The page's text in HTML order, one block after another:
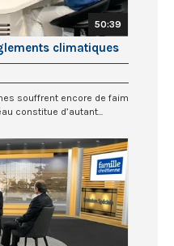
50:39
climatiques
souffrent encore de faim
constitue d’autant...